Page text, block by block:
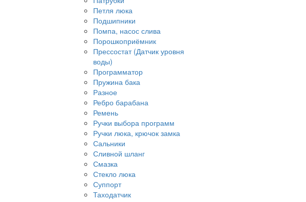
Петля люка
Подшипники
Помпа, насос слива
Порошкоприёмник
Прессостат (Датчик уровня
воды)
Программатор
Пружина бака
Разное
Ребро барабана
Ремень
Ручки выбора программ
Ручки люка, крючок замка
Сальники
Сливной шланг
Смазка
Стекло люка
Суппорт
Таходатчик